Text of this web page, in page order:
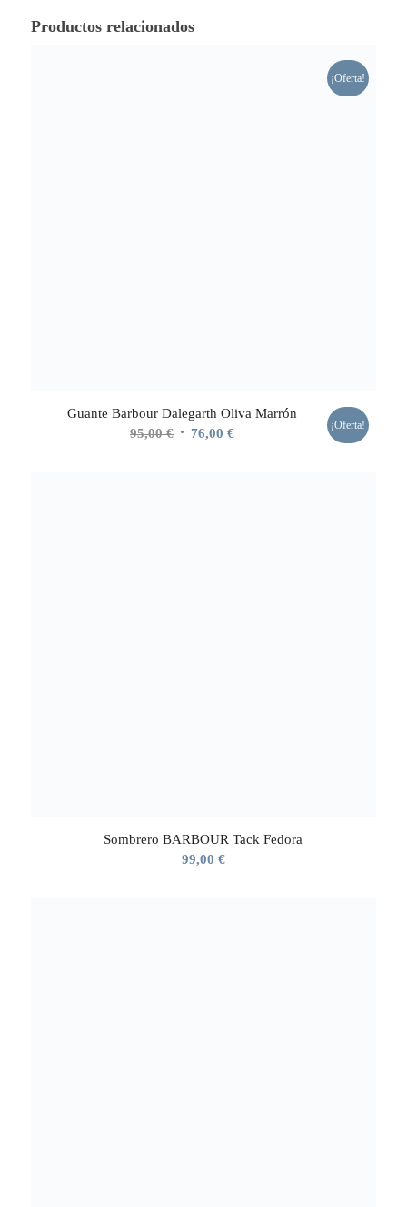
Productos relacionados
¡Oferta!
Guante Barbour Dalegarth Oliva Marrón
95,00€ El 76,00 €El
¡Oferta!
Sombrero BARBOUR Tack Fedora
99,00 €